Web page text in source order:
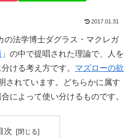
2017.01.31
の法学博士ダグラス・マクレガ
」の中で提唱された理論で、人を
ける考え方です。 マズローの欲
されています。どちらかに属す
によって使い分けるものです。
次